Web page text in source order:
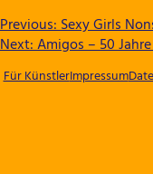
Previous:Sexy Girls
Next:Amigos – 50
Für KünstlerImpressum